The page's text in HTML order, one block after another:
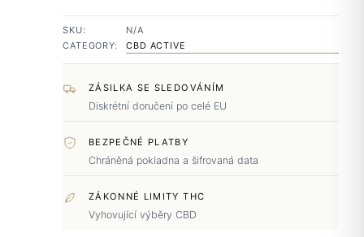
SKU:
N/A
CATEGORY:
CBD ACTIVE
ZÁSILKA SE SLEDOVÁNÍM
Diskrétní doručení po celé EU
BEZPEČNÉ PLATBY
Chráněná pokladna a šifrovaná data
ZÁKONNÉ LIMITY THC
Vyhovující výběry CBD